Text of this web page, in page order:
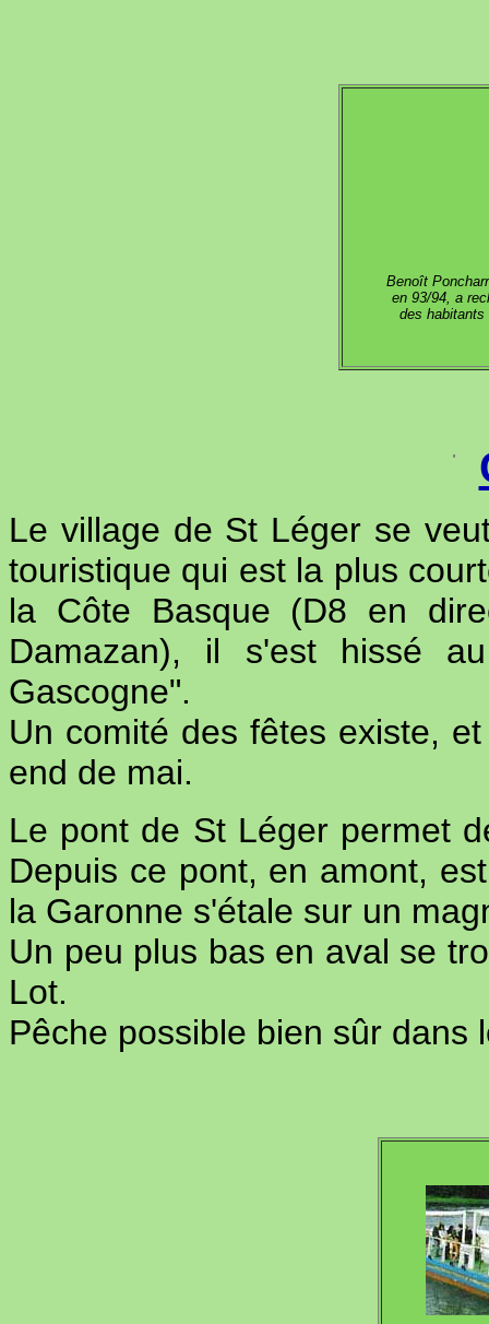
Benoît
en 93/94, a
des
Le village de St Léger se
touristique qui est la plus
la Côte Basque (D8 en
Damazan), il s'est hissé
Gascogne".
Un comité des fêtes existe,
end de mai.
Le pont de St Léger permet
Depuis ce pont, en amont,
la Garonne s'étale sur un
Un peu plus bas en aval se
Lot.
Pêche possible bien sûr dans